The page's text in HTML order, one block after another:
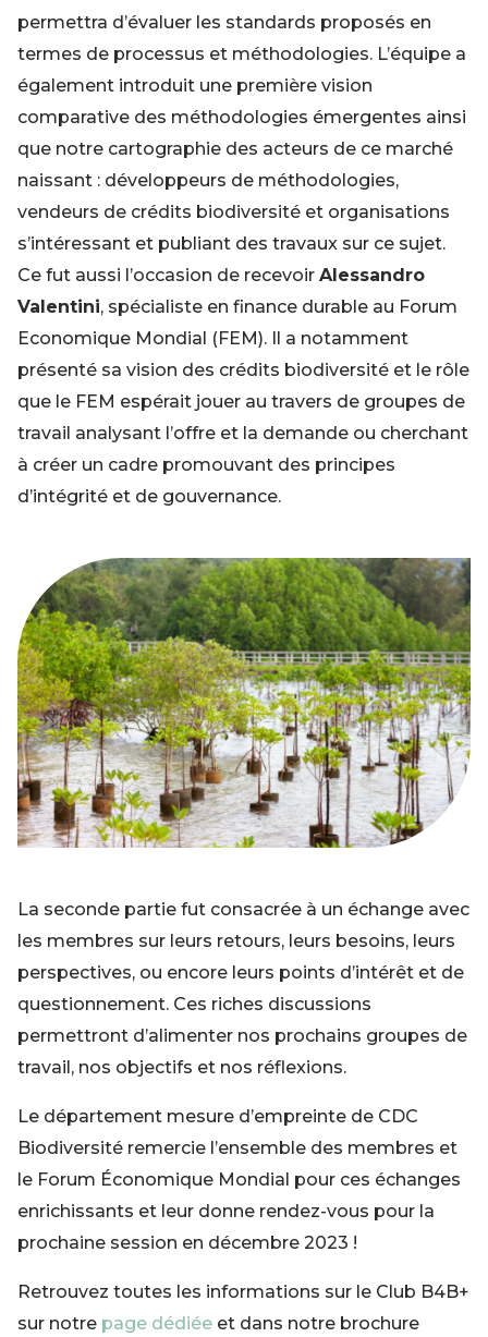
permettra d’évaluer les standards proposés en
termes de processus et méthodologies. L’équipe a
également introduit une première vision
comparative des méthodologies émergentes ainsi
que notre cartographie des acteurs de ce marché
naissant : développeurs de méthodologies,
vendeurs de crédits biodiversité et organisations
s’intéressant et publiant des travaux sur ce sujet.
Ce fut aussi l’occasion de recevoir Alessandro
Valentini, spécialiste en finance durable au Forum
Economique Mondial (FEM). Il a notamment
présenté sa vision des crédits biodiversité et le rôle
que le FEM espérait jouer au travers de groupes de
travail analysant l’offre et la demande ou cherchant
à créer un cadre promouvant des principes
d’intégrité et de gouvernance.
La seconde partie fut consacrée à un échange avec
les membres sur leurs retours, leurs besoins, leurs
perspectives, ou encore leurs points d’intérêt et de
questionnement. Ces riches discussions
permettront d’alimenter nos prochains groupes de
travail, nos objectifs et nos réflexions.
Le département mesure d’empreinte de CDC
Biodiversité remercie l’ensemble des membres et
le Forum Économique Mondial pour ces échanges
enrichissants et leur donne rendez-vous pour la
prochaine session en décembre 2023 !
Retrouvez toutes les informations sur le Club B4B+
sur notre page dédiée et dans notre brochure